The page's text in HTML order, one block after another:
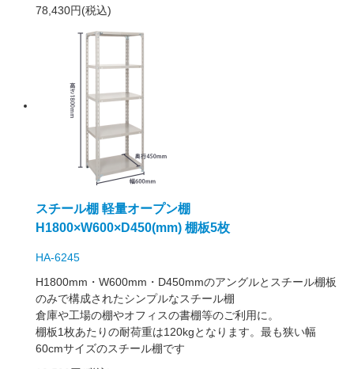
78,430円(税込)
スチール棚 軽量オープン棚
H1800×W600×D450(mm) 棚板5枚
HA-6245
H1800mm・W600mm・D450mmのアングルとスチール棚板
のみで構成されたシンプルなスチール棚
倉庫や工場の棚やオフィスの書棚等のご利用に。
棚板1枚あたりの耐荷重は120kgとなります。最も狭い幅
60cmサイズのスチール棚です